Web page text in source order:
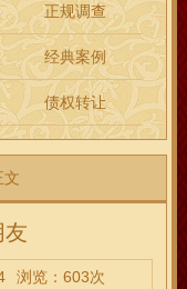
正规调查
经典案例
债权转让
文
友
浏览：603次